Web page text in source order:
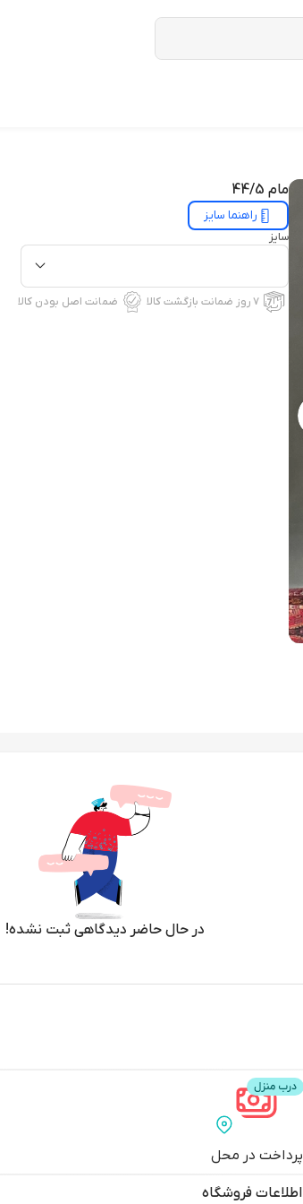
مام 44/5
راهنما سایز
سایز
۷ روز ضمانت بازگشت کالا ضمانت اصل بودن کالا
در حال حاضر دیدگاهی ثبت نشده!
پرداخت در محل
اطلاعات فروشگاه